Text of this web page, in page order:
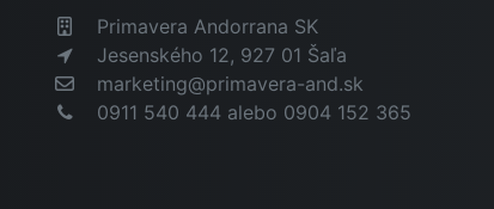
Primavera Andorrana SK
Jesenského 12, 927 01 Šaľa
marketing@primavera-and.sk
0911 540 444 alebo 0904 152 365